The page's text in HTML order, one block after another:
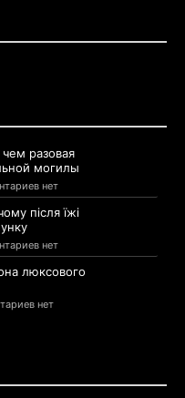
разовая
могилы
нет
після їжі
нет
люксового
нет